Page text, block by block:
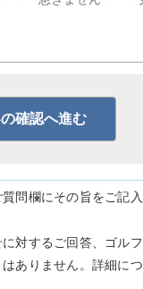
問欄にその旨をご記入
対するご回答、ゴル
ありません。詳細に